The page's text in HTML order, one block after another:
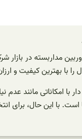
مداربسته در
با بهترین کیفیت و
با امکاناتی مانند
است. با این حال، برای